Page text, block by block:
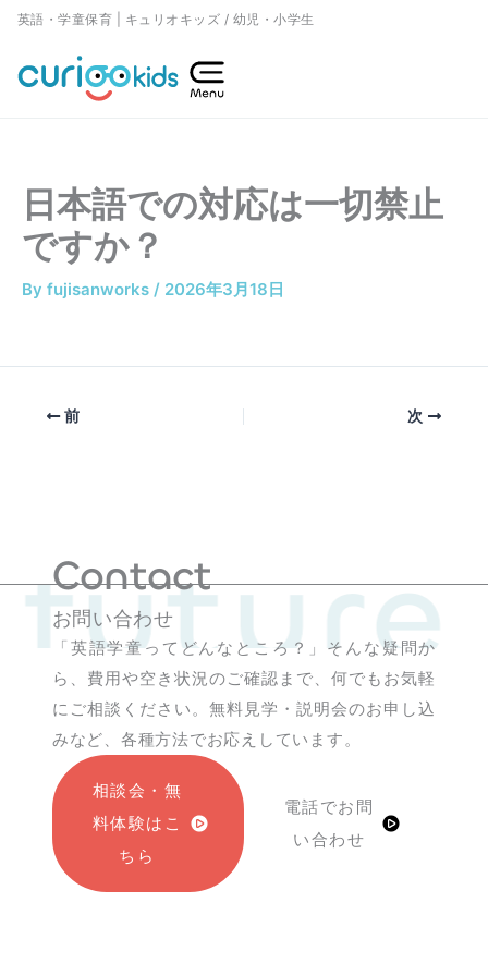
英語・学童保育 | キュリオキッズ / 幼児・小学生
日本語での対応は一切禁止
ですか？
By fujisanworks / 2026年3月18日
前 次
Contact
お問い合わせ
「英語学童ってどんなところ？」そんな疑問か
ら、費用や空き状況のご確認まで、何でもお気軽
にご相談ください。無料見学・説明会のお申し込
みなど、各種方法でお応えしています。
相談会・無
料体験はこ
ちら
電話でお問
い合わせ